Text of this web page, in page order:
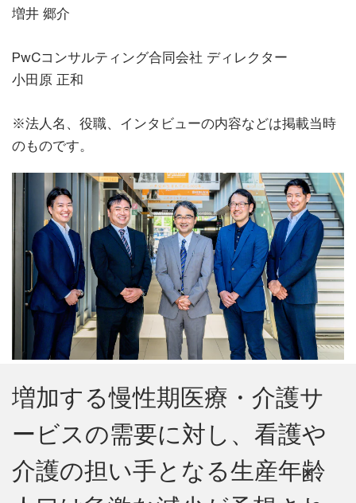
増井 郷介
PwCコンサルティング合同会社 ディレクター
小田原 正和
※法人名、役職、インタビューの内容などは掲載当時
のものです。
増加する慢性期医療・介護サ
ービスの需要に対し、看護や
介護の担い手となる生産年齢